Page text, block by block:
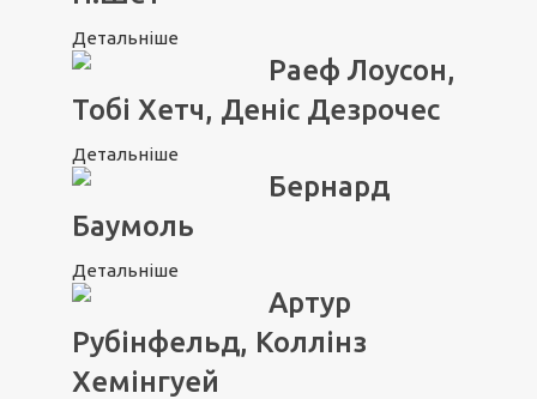
Детальніше
Раеф Лоусон,
Тобі Хетч, Деніс Дезрочес
Детальніше
Бернард
Баумоль
Детальніше
Артур
Рубінфельд, Коллінз
Хемінгуей